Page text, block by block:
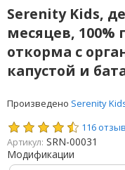
Serenity Kids,
месяцев, 100%
откорма с
капустой и
Произведено Serenity
116
Артикул: SRN-00031
Модификации